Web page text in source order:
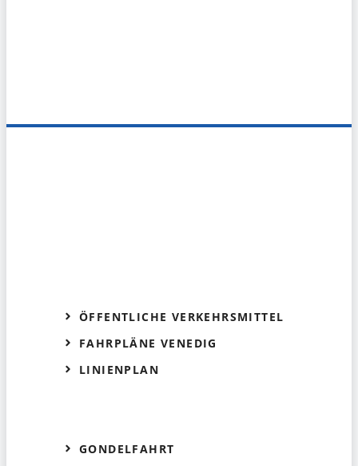
ÖFFENTLICHE VERKEHRSMITTEL
FAHRPLÄNE VENEDIG
LINIENPLAN
GONDELFAHRT